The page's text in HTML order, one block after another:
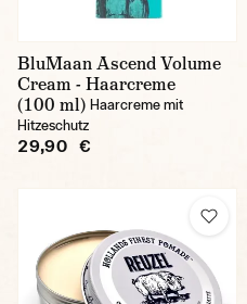
BluMaan Ascend Volume
Cream - Haarcreme
(100 ml) Haarcreme mit
Hitzeschutz
29,90 €